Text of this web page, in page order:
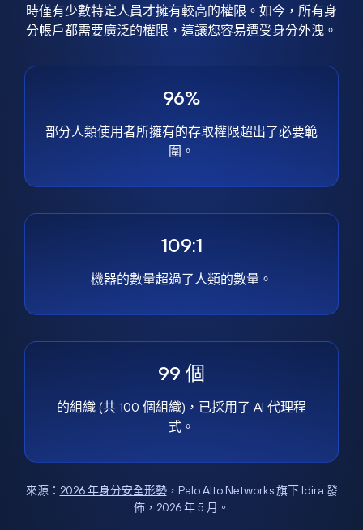
時僅有少數特定人員才擁有較高的權限。如今，所有身
分帳戶都需要廣泛的權限，這讓您容易遭受身分外洩。
96%
部分人類使用者所擁有的存取權限超出了必要範
圍。
109:1
機器的數量超過了人類的數量。
99 個
的組織 (共 100 個組織)，已採用了 AI 代理程
式。
來源： 2026 年身分安全形勢，Palo Alto Networks 旗下 Idira 發
佈，2026 年 5 月。